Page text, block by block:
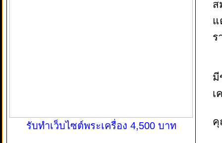
รับทำเว็บไซต์พระเครื่อง 4,500 บาท
ส
แ
ร
มี
เ
คุ